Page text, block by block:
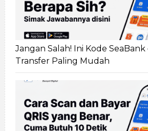
Jangan Salah! Ini Kode SeaBank
Transfer Paling Mudah